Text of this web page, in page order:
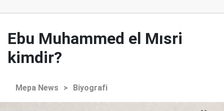
Ebu Muhammed el Mısri
kimdir?
Mepa News > Biyografi